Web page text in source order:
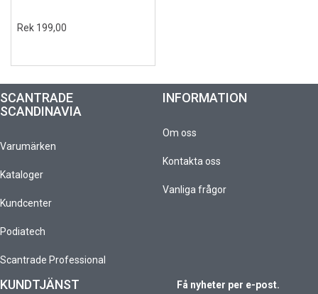
Rek 199,00
SCANTRADE
SCANDINAVIA
Varumärken
Kataloger
Kundcenter
Podiatech
Scantrade Professional
INFORMATION
Om oss
Kontakta oss
Vanliga frågor
KUNDTJÄNST Få nyheter per e-post.